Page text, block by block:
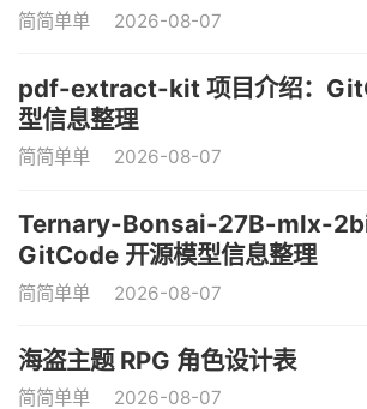
简简单单 2026-08-07
pdf-extract-kit 项目介绍：
型信息整理
简简单单 2026-08-07
Ternary-Bonsai-27B-mlx-2bit
GitCode 开源模型信息整理
简简单单 2026-08-07
海盗主题 RPG 角色设计表
简简单单 2026-08-07